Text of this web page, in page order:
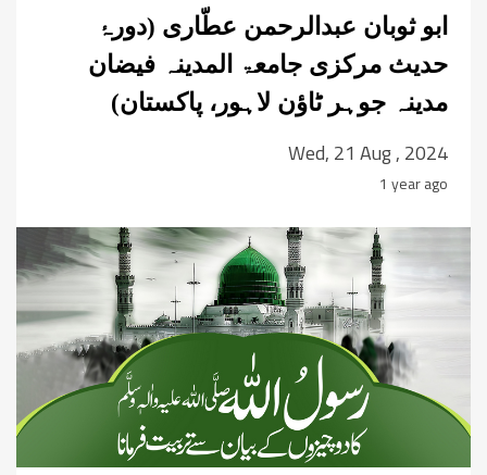
ابو ثوبان عبدالرحمن عطّاری (دورۂ
حدیث مرکزی جامعۃ المدینہ فیضان
مدینہ جوہر ٹاؤن لاہور، پاکستان)
Wed, 21 Aug , 2024
1 year ago